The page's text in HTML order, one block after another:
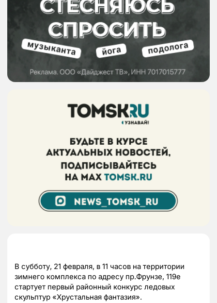
В субботу, 21 февраля, в 11 часов на территории
зимнего комплекса по адресу пр.Фрунзе, 119е
стартует первый районный конкурс ледовых
скульптур «Хрустальная фантазия».